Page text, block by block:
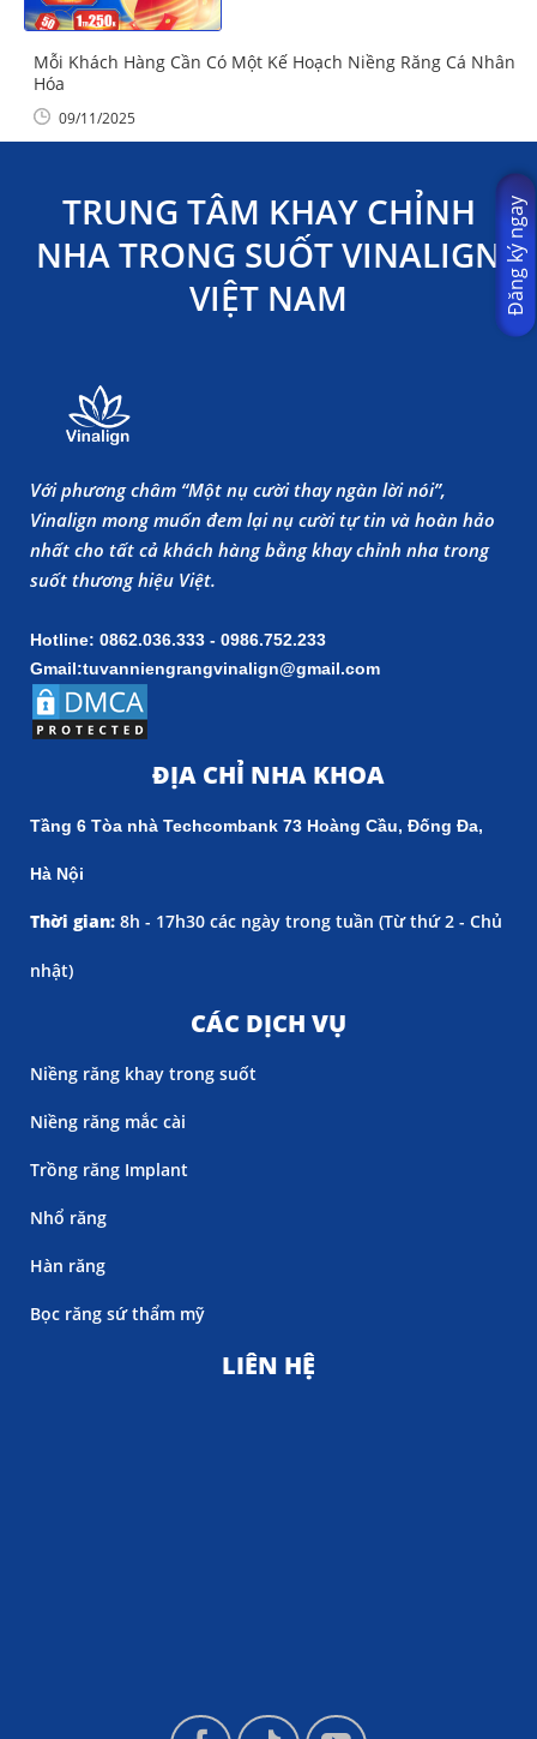
Mỗi Khách Hàng Cần Có Một Kế Hoạch Niềng Răng Cá Nhân
Hóa
09/11/2025
TRUNG TÂM KHAY CHỈNH
NHA TRONG SUỐT VINALIGN
VIỆT NAM
Với phương châm “Một nụ cười thay ngàn lời nói”,
Vinalign mong muốn đem lại nụ cười tự tin và hoàn hảo
nhất cho tất cả khách hàng bằng khay chỉnh nha trong
suốt thương hiệu Việt.
Hotline: 0862.036.333 - 0986.752.233
Gmail:tuvanniengrangvinalign@gmail.com
ĐỊA CHỈ NHA KHOA
Tầng 6 Tòa nhà Techcombank 73 Hoàng Cầu, Đống Đa,
Hà Nội
Thời gian: 8h - 17h30 các ngày trong tuần (Từ thứ 2 - Chủ
nhật)
CÁC DỊCH VỤ
Niềng răng khay trong suốt
Niềng răng mắc cài
Trồng răng Implant
Nhổ răng
Hàn răng
Bọc răng sứ thẩm mỹ
LIÊN HỆ
Đăng ký ngay